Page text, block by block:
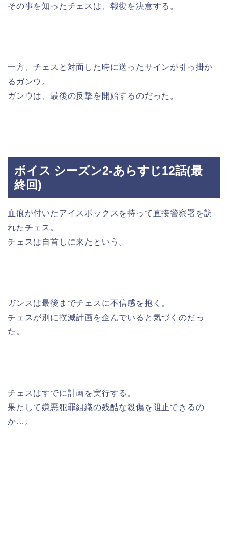
その事を知ったチェスは、報復を決意する。
一方、チェスと対面した時に送ったサインが引っ掛か
るガンウ。
ガンウは、最後の反撃を開始するのだった。
ボイス シーズン2-あらすじ12話(最
終回)
血痕が付いたアイスボックスを持って直接警察署を訪
れたチェス。
チェスは自首しに来たという。
ガンスは最後までチェスに不信感を抱く。
チェスが別に撲滅計画を企んでいると気づくのだっ
た。
チェスはすでに計画を実行する。
果たして嫌悪犯罪組織の残酷な殺傷を阻止できるの
か…。